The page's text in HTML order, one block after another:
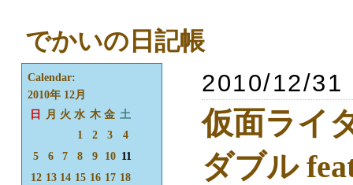
でかいの日記帳
2010/12/31
仮面ライ
ダブル
Calendar:
2010年 12月
日
月 火 水 木 金 土
1 2 3
4
5
6 7 8 9 10 11
12 13 14 15 16 17 18